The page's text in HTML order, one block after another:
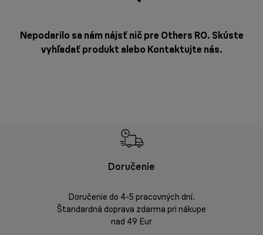
Nepodarilo sa nám nájsť nič pre Others RO. Skúste
vyhľadať produkt alebo Kontaktujte nás.
Doručenie
Doručenie do 4-5 pracovných dní.
Štandardná doprava zdarma pri nákupe
nad 49 Eur